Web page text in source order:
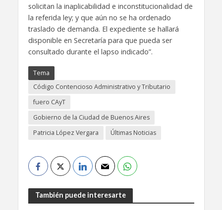
solicitan la inaplicabilidad e inconstitucionalidad de
la referida ley; y que aún no se ha ordenado
traslado de demanda. El expediente se hallará
disponible en Secretaría para que pueda ser
consultado durante el lapso indicado”.
Tema
Código Contencioso Administrativo y Tributario
fuero CAyT
Gobierno de la Ciudad de Buenos Aires
Patricia López Vergara
Últimas Noticias
También puede interesarte